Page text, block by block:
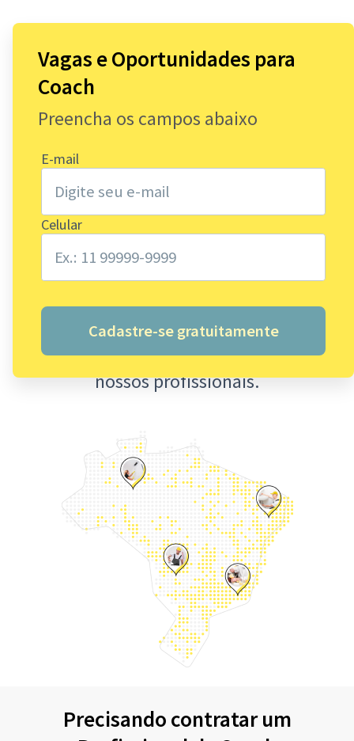
Vagas e Oportunidades para
Coach
Preencha os campos abaixo
E-mail
Celular
Cadastre-se gratuitamente
4.000.000
De serviços solicitados no ano de 2020 na
plataforma do GetNinjas
140.000
Clientes felizes por mês, com serviços
contratados pelo GetNinjas.
R$ 960.000.000
Valor em serviços por ano, no bolso dos
nossos profissionais.
Precisando contratar um